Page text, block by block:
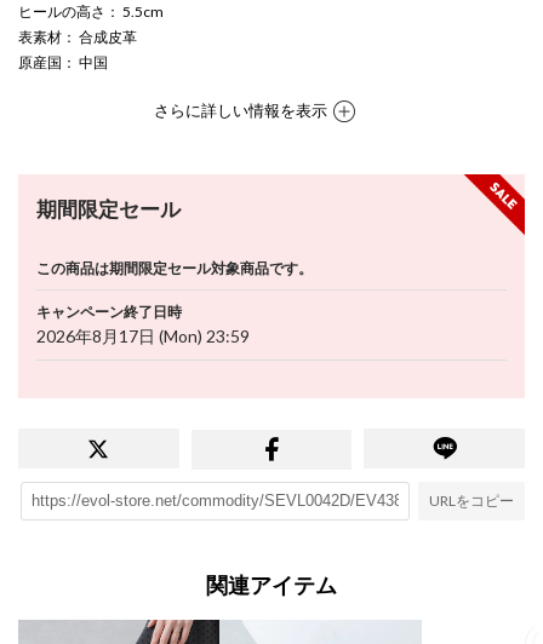
ヒールの高さ ： 5.5cm
表素材 ： 合成皮革
原産国 ： 中国
さらに詳しい情報を表示
期間限定セール
この商品は期間限定セール対象商品です。
キャンペーン終了日時
2026年8月17日 (Mon) 23:59
URLをコピー
関連アイテム